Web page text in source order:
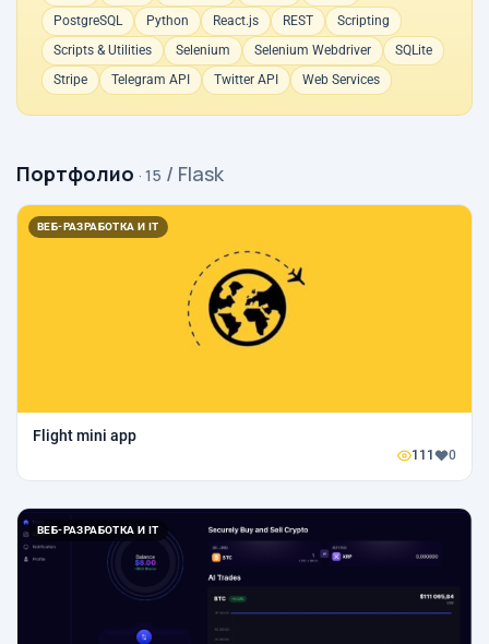
PostgreSQL
Python React.js REST
Scripting
Scripts & Utilities
Selenium Selenium Webdriver
SQLite
Stripe
Telegram API Twitter API Web Services
Портфолио · 15 / Flask
ВЕБ-РАЗРАБОТКА И IT
Flight mini app
111 0
ВЕБ-РАЗРАБОТКА И IT